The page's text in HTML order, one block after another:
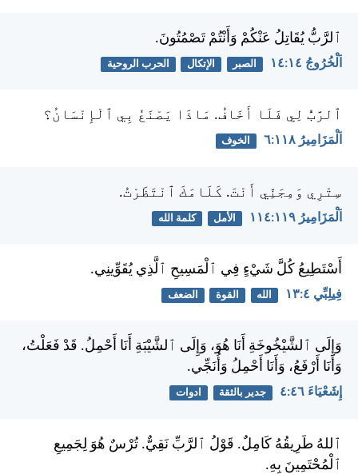
ٱلرَّبُّ يُقَاتِلُ عَنْكُمْ وَأَنْتُمْ تَصْمُتُونَ.
اَلْخُرُوجُ ١٤:‏١٤ الصبر الإتكال الحرب الروحية
ٱلرَّبُّ لِي فَلَا أَخَافُ. مَاذَا يَصْنَعُ بِي ٱلْإِنْسَانُ؟
اَلْمَزَامِيرُ ١١٨:‏٦ الخوف
سِتْرِي وَمِجَنِّي أَنْتَ. كَلَامَكَ ٱنْتَظَرْتُ.
اَلْمَزَامِيرُ ١١٩:‏١١٤ الأمل كلمة الله
أَسْتَطِيعُ كُلَّ شَيْءٍ فِي ٱلْمَسِيحِ ٱلَّذِي يُقَوِّينِي.
فِيلِبِّي ٤:‏١٣ الله القوة الضعف
وَإِلَى ٱلشَّيْخُوخَةِ أَنَا هُوَ، وَإِلَى ٱلشَّيْبَةِ أَنَا أَحْمِلُ. قَدْ فَعَلْتُ،
وَأَنَا أَرْفَعُ، وَأَنَا أَحْمِلُ وَأُنَجِّي.
إِشَعْيَاءَ ٤٦:‏٤ جدير بالثقة ادوات
ٱللهُ طَرِيقُهُ كَامِلٌ. قَوْلُ ٱلرَّبِّ نَقِيٌّ. تُرْسٌ هُوَ لِجَمِيعِ
ٱلْمُحْتَمِينَ بِهِ.